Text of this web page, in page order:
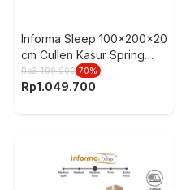
Informa Sleep 100x200x20
cm Cullen Kasur Spring
Pocket In Box
Rp3.499.000 70%
Rp1.049.700